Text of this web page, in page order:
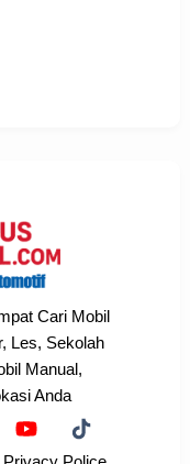
Cari Mobil
Les, Sekolah
Manual,
Anda